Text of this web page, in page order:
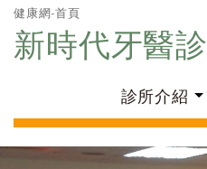
健康網-首頁
新時代牙醫
診所介紹